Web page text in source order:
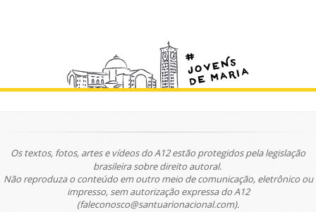
Os textos, fotos, artes e vídeos do A12 estão protegidos pela legislação
brasileira sobre direito autoral.
Não reproduza o conteúdo em outro meio de comunicação, eletrônico ou
impresso, sem autorização expressa do A12
(faleconosco@santuarionacional.com).